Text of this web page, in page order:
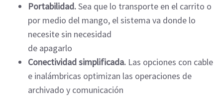
Portabilidad.Sea que lo transporte en el carrito o
por medio del mango, el sistema va donde lo
necesite sin necesidad
de apagarlo
Conectividad simplificada. Las opciones con cable
e inalámbricas optimizan las operaciones de
archivado y comunicación